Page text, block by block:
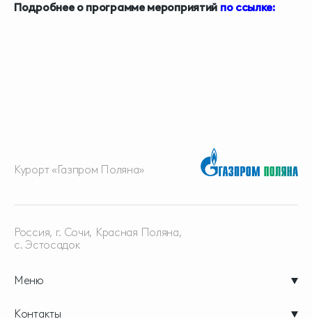
Подробнее о программе мероприятий по ссылке:
Курорт «Газпром Поляна»
Меню
Россия, г. Сочи, Красная Поляна,
с. Эстосадок
Контакты